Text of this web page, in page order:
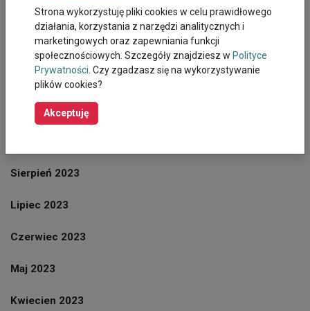
Październik 2025
Wrzesień 2025
Sierpień 2025
Październik 2023
Sierpień 2023
Lipiec 2023
Czerwiec 2023
Maj 2023
Kwiecien 2023
Strona wykorzystuję pliki cookies w celu prawidłowego
działania, korzystania z narzędzi analitycznych i
marketingowych oraz zapewniania funkcji
społecznościowych. Szczegóły znajdziesz w Polityce
Prywatności . Czy zgadzasz się na wykorzystywanie
plików cookies?
Akceptuję